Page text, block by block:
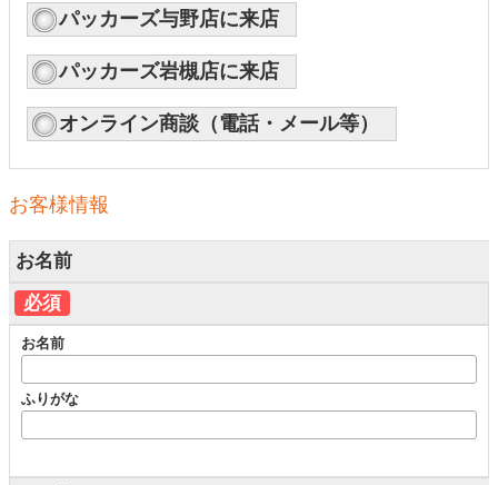
パッカーズ与野店に来店
パッカーズ岩槻店に来店
オンライン商談（電話・メール等）
お客様情報
お名前
必須
お名前
ふりがな